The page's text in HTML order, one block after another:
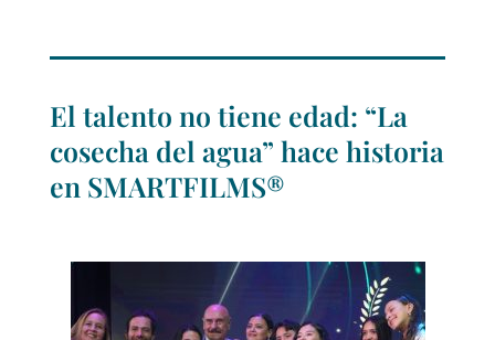
El talento no tiene edad: “La
cosecha del agua” hace historia
en SMARTFILMS®